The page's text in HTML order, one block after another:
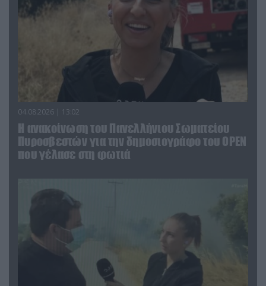
04.08.2026 | 13:02
Η ανακοίνωση του Πανελλήνιου Σωματείου
Πυροσβεστών για την δημοσιογράφο του OPEN
που γέλασε στη φωτιά